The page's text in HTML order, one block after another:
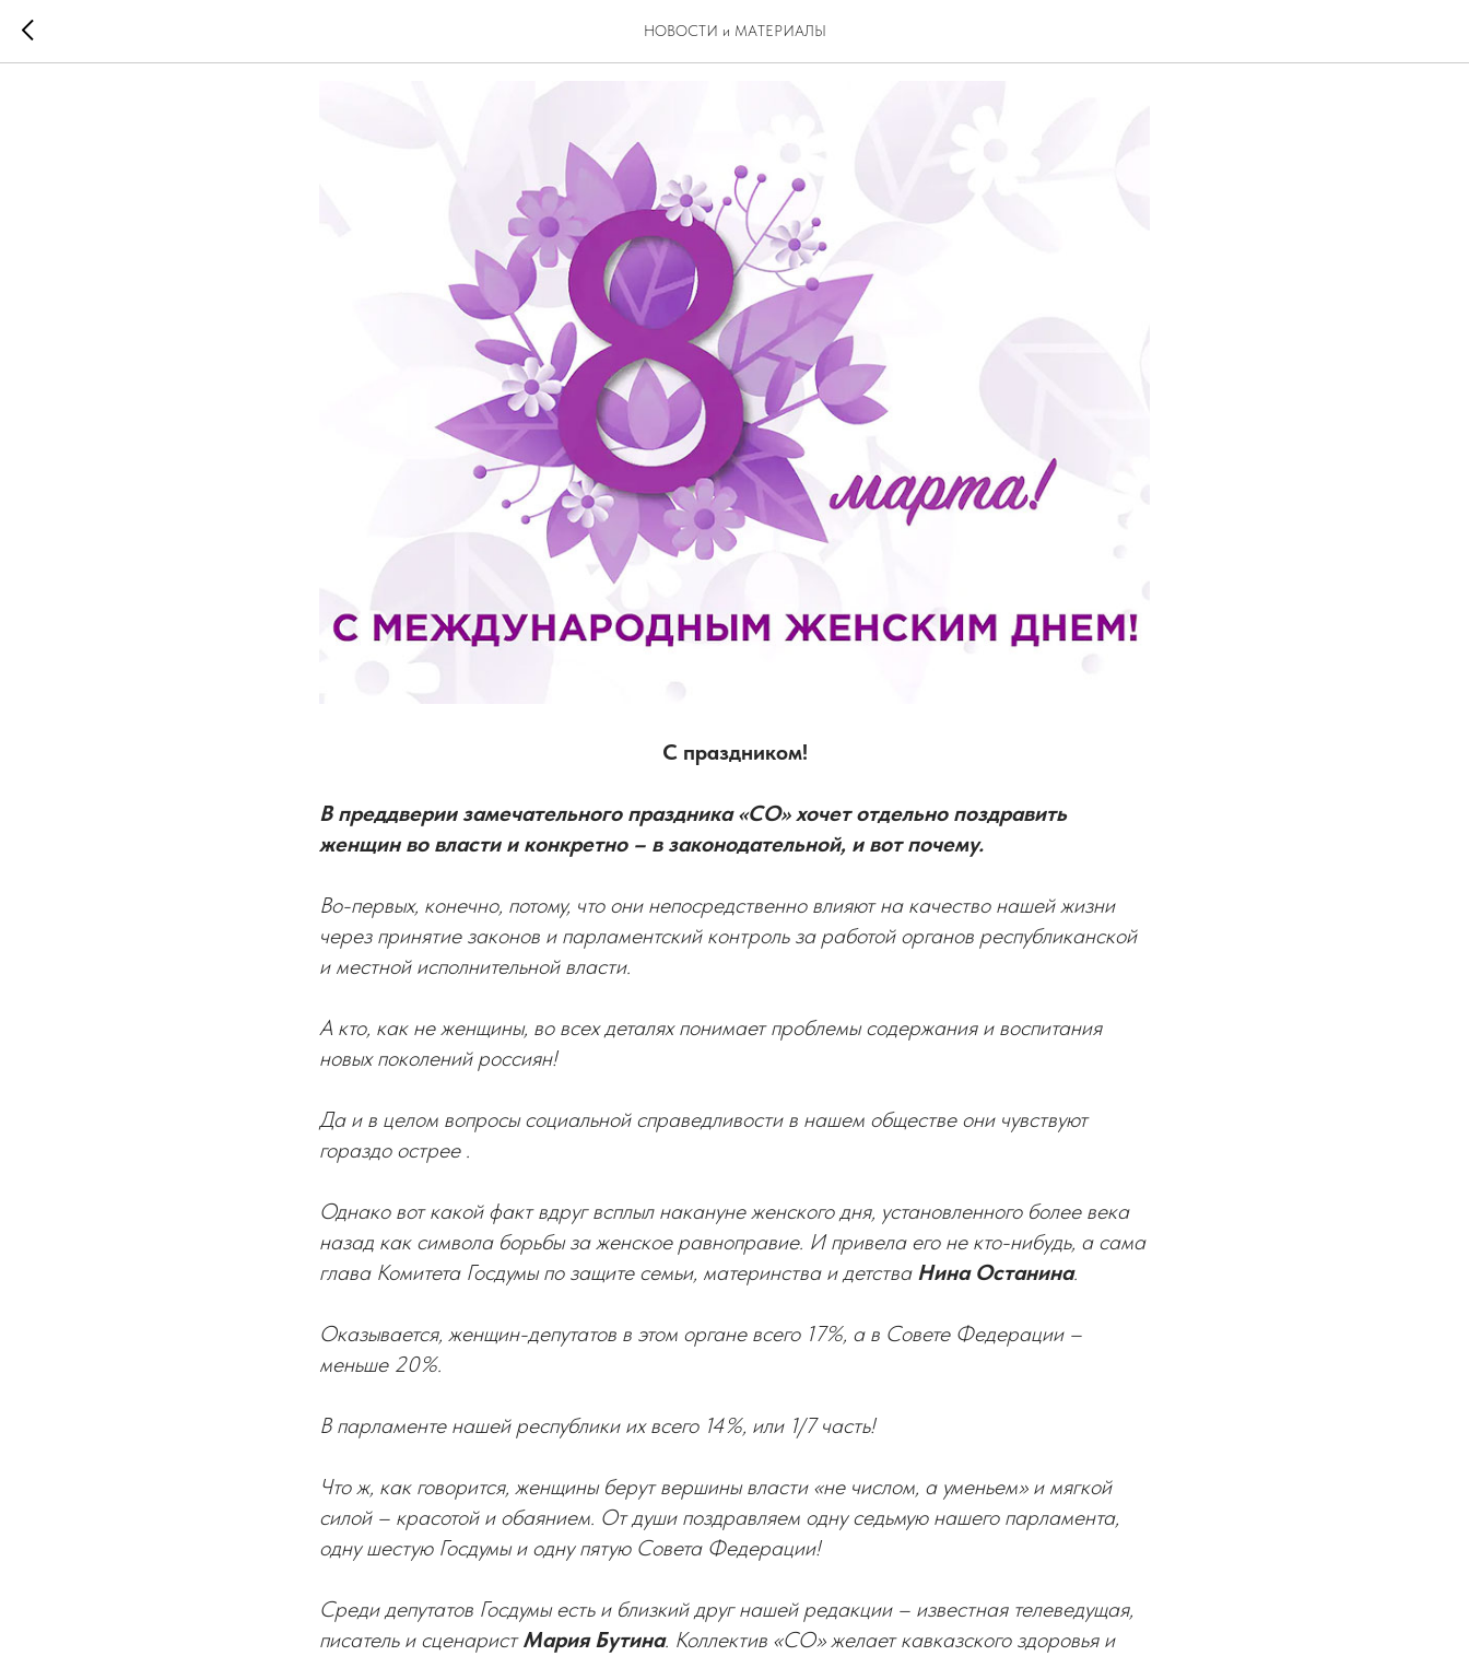
НОВОСТИ и МАТЕРИАЛЫ
С праздником!
В преддверии замечательного праздника «СО» хочет отдельно поздравить
женщин во власти и конкретно – в законодательной, и вот почему.
Во-первых, конечно, потому, что они непосредственно влияют на качество нашей жизни
через принятие законов и парламентский контроль за работой органов республиканской
и местной исполнительной власти.
А кто, как не женщины, во всех деталях понимает проблемы содержания и воспитания
новых поколений россиян!
Да и в целом вопросы социальной справедливости в нашем обществе они чувствуют
гораздо острее .
Однако вот какой факт вдруг всплыл накануне женского дня, установленного более века
назад как символа борьбы за женское равноправие. И привела его не кто-нибудь, а сама
глава Комитета Госдумы по защите семьи, материнства и детстваНина Останина.
Оказывается, женщин-депутатов в этом органе всего 17%, а в Совете Федерации –
меньше 20%.
В парламенте нашей республики их всего 14%, или 1/7 часть!
Что ж, как говорится, женщины берут вершины власти «не числом, а уменьем» и мягкой
силой – красотой и обаянием. От души поздравляем одну седьмую нашего парламента,
одну шестую Госдумы и одну пятую Совета Федерации!
Среди депутатов Госдумы есть и близкий друг нашей редакции – известная телеведущая,
писатель и сценаристМария Бутина. Коллектив «СО» желает кавказского здоровья и